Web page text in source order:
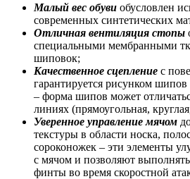
Малый вес обуви обусловлен
современных синтетических
Отличная вентиляция стопы
специальными мембранными
шиповок;
Качественное сцепление с
гарантируется рисунком
– форма шипов может
линиях (прямоугольная,
Уверенное управление мячом
текстуры в области носка,
сороконожек – эти элементы
с мячом и позволяют
финты во время скоростной